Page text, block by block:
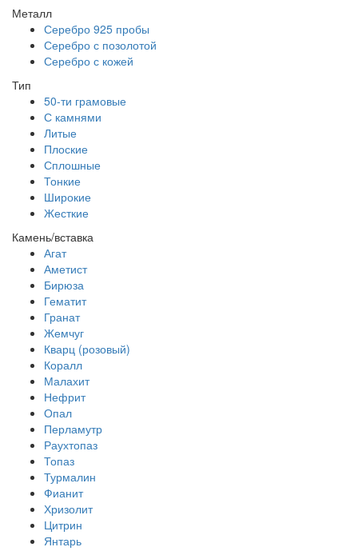
Металл
Серебро 925 пробы
Серебро с позолотой
Серебро с кожей
Тип
50-ти грамовые
С камнями
Литые
Плоские
Сплошные
Тонкие
Широкие
Жесткие
Камень/вставка
Агат
Аметист
Бирюза
Гематит
Гранат
Жемчуг
Кварц (розовый)
Коралл
Малахит
Нефрит
Опал
Перламутр
Раухтопаз
Топаз
Турмалин
Фианит
Хризолит
Цитрин
Янтарь